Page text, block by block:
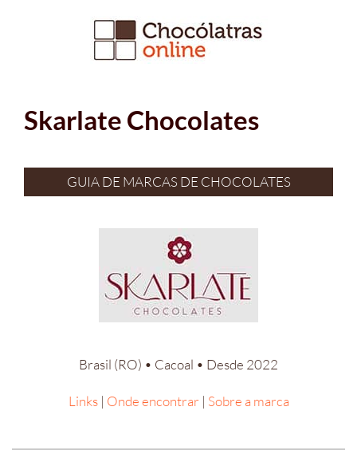
Skarlate Chocolates
GUIA DE MARCAS DE CHOCOLATES
Brasil (RO) • Cacoal • Desde 2022
Links| Onde encontrar| Sobre a marca